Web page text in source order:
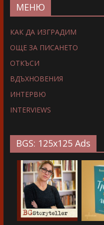
МЕНЮ
КАК ДА ИЗГРАДИМ
ОЩЕ ЗА ПИСАНЕТО
ОТКЪСИ
ВДЪХНОВЕНИЯ
ИНТЕРВЮ
INTERVIEWS
BGS: 125x125 Ads